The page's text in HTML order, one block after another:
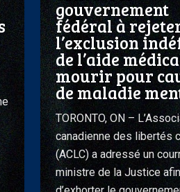
fédéral
à
rejeter
l’exclusion
indéfinie
de
l’aide
médicale
à
mourir
gouvernement
fédéral à
l’exclusion
de l’aide
mourir pour
de maladie
TORONTO, ON –
canadienne des libertés
(ACLC) a adressé un
ministre de la Justice afin